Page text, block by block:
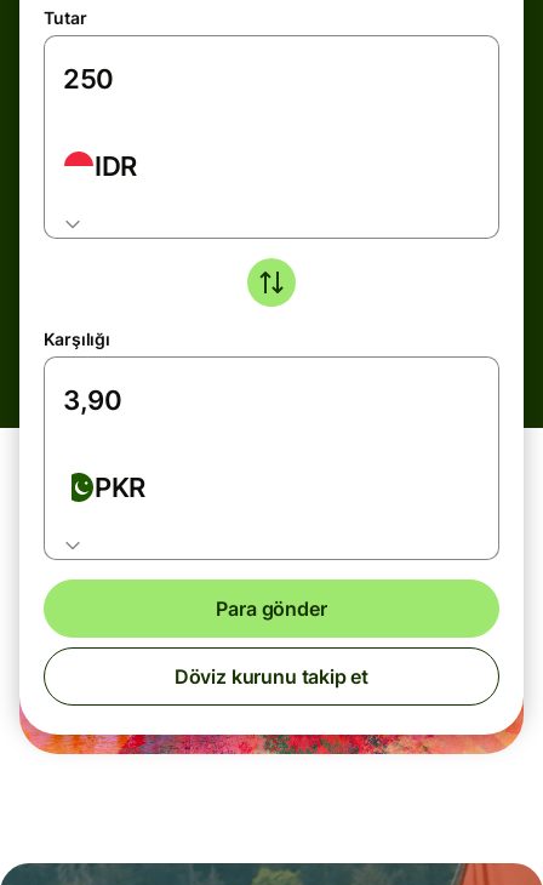
Tutar
IDR
Karşılığı
PKR
Para gönder
Döviz kurunu takip et